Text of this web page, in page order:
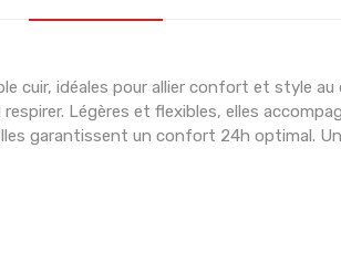
cuir, idéales pour allier confort et style
Légères et flexibles, elles
garantissent un confort 24h optimal.